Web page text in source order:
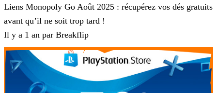
Liens Monopoly Go Août 2025 : récupérez vos dés gratuits
avant qu’il ne soit trop tard !
Il y a 1 an par Breakflip